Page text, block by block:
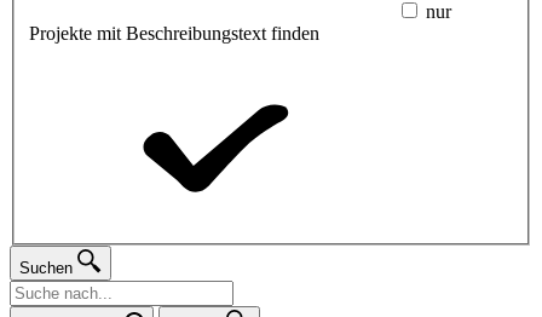
nur
Projekte mit Beschreibungstext finden
Suchen